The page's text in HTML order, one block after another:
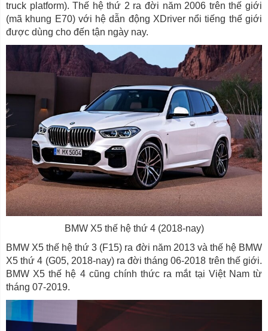
truck platform). Thế hệ thứ 2 ra đời năm 2006 trên thế giới
(mã khung E70) với hệ dẫn động XDriver nổi tiếng thế giới
được dùng cho đến tận ngày nay.
BMW X5 thế hệ thứ 4 (2018-nay)
BMW X5 thế hệ thứ 3 (F15) ra đời năm 2013 và thế hệ BMW
X5 thứ 4 (G05, 2018-nay) ra đời tháng 06-2018 trên thế giới.
BMW X5 thế hệ 4 cũng chính thức ra mắt tại Việt Nam từ
tháng 07-2019.